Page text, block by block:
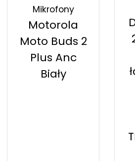
Mikrofony
Motorola
Moto Buds 2
Plus Anc
Biały